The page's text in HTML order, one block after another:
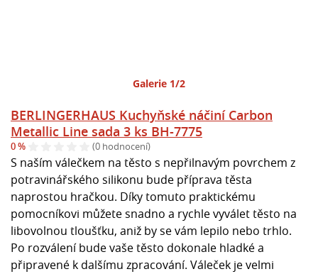
Galerie 1/2
BERLINGERHAUS Kuchyňské náčiní Carbon
Metallic Line sada 3 ks BH-7775
0 % (0 hodnocení)
S naším válečkem na těsto s nepřilnavým povrchem z
potravinářského silikonu bude příprava těsta
naprostou hračkou. Díky tomuto praktickému
pomocníkovi můžete snadno a rychle vyválet těsto na
libovolnou tloušťku, aniž by se vám lepilo nebo trhlo.
Po rozválení bude vaše těsto dokonale hladké a
připravené k dalšímu zpracování. Váleček je velmi